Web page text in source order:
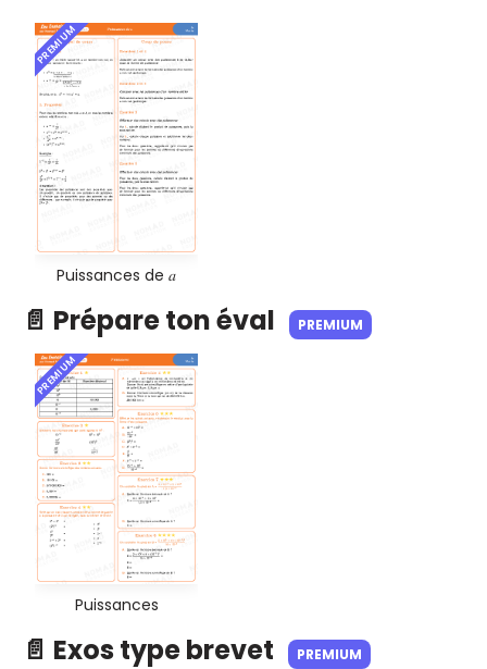
PREMIUM
Puissances de 𝑎
📄 Prépare ton éval PREMIUM
PREMIUM
Puissances
📄 Exos type brevet PREMIUM